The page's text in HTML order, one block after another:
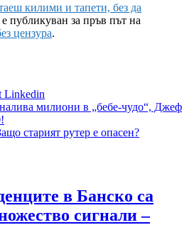
килими и тапети, без да
е публикуван за пръв път на
цензура.
Linkedin
милиони в „бебе-чудо“, Джеф
старият рутер е опасен?
в Банско са
сигнали –